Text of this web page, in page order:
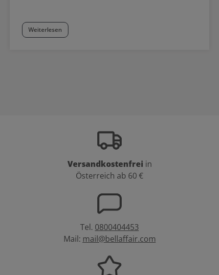
Weiterlesen
Versandkostenfrei in
Österreich ab 60 €
Tel. 0800404453
Mail: mail@bellaffair.com